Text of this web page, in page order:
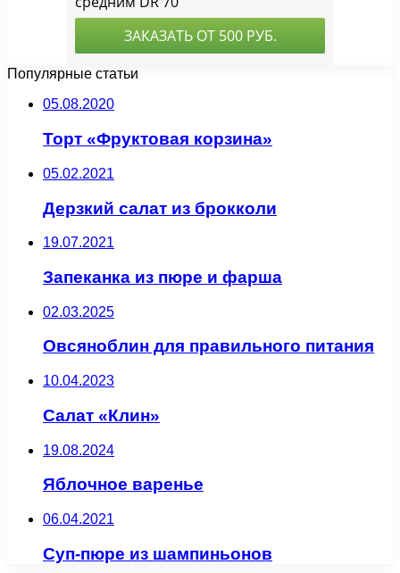
Популярные статьи
05.08.2020
Торт «Фруктовая корзина»
05.02.2021
Дерзкий салат из брокколи
19.07.2021
Запеканка из пюре и фарша
02.03.2025
Овсяноблин для правильного питания
10.04.2023
Салат «Клин»
19.08.2024
Яблочное варенье
06.04.2021
Суп-пюре из шампиньонов